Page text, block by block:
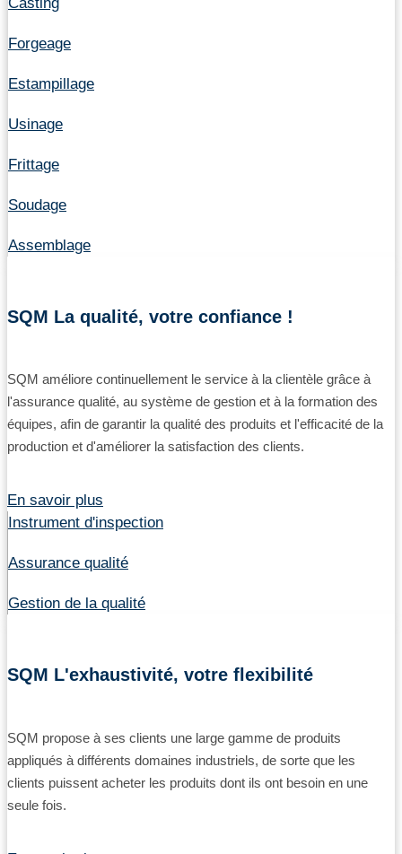
Forgeage
Estampillage
Usinage
Frittage
Soudage
Assemblage
SQM La qualité, votre confiance !
SQM améliore continuellement le service à la clientèle grâce à
l'assurance qualité, au système de gestion et à la formation des
équipes, afin de garantir la qualité des produits et l'efficacité de la
production et d'améliorer la satisfaction des clients.
En savoir plus
Instrument d'inspection
Assurance qualité
Gestion de la qualité
SQM L'exhaustivité, votre flexibilité
SQM propose à ses clients une large gamme de produits
appliqués à différents domaines industriels, de sorte que les
clients puissent acheter les produits dont ils ont besoin en une
seule fois.